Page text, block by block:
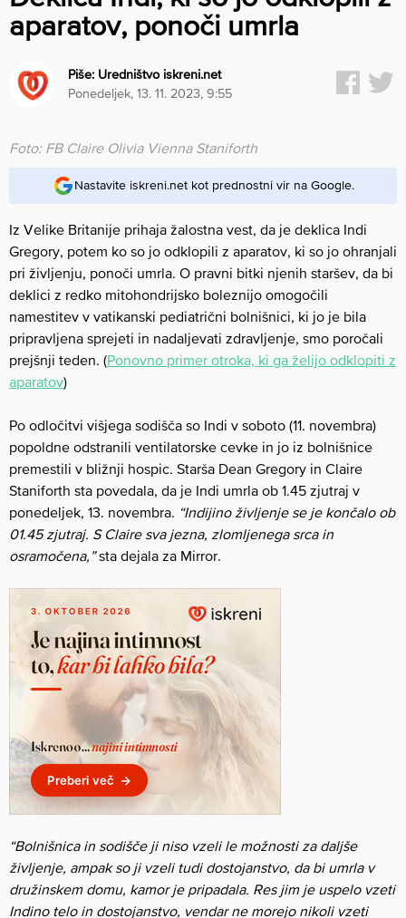
aparatov, ponoči umrla
Piše: Uredništvo iskreni.net
ponedeljek, 13. 11. 2023, 9:55
Foto: FB Claire Olivia Vienna Staniforth
Nastavite iskreni.net kot prednostni vir na Google.
Iz Velike Britanije prihaja žalostna vest, da je deklica Indi
Gregory, potem ko so jo odklopili z aparatov, ki so jo ohranjali
pri življenju, ponoči umrla. O pravni bitki njenih staršev, da bi
deklici z redko mitohondrijsko boleznijo omogočili
namestitev v vatikanski pediatrični bolnišnici, ki jo je bila
pripravljena sprejeti in nadaljevati zdravljenje, smo poročali
prejšnji teden. (Ponovno primer otroka, ki ga želijo odklopiti z
aparatov)
Po odločitvi višjega sodišča so Indi v soboto (11. novembra)
popoldne odstranili ventilatorske cevke in ​​jo iz bolnišnice
premestili v bližnji hospic. Starša Dean Gregory in Claire
Staniforth sta povedala, da je Indi umrla ob 1.45 zjutraj v
ponedeljek, 13. novembra. “Indijino življenje se je končalo ob
01.45 zjutraj. S Claire sva jezna, zlomljenega srca in
osramočena,”sta dejala za Mirror.
“Bolnišnica in sodišče ji niso vzeli le možnosti za daljše
življenje, ampak so ji vzeli tudi dostojanstvo, da bi umrla v
družinskem domu, kamor je pripadala. Res jim je uspelo vzeti
Indinotelo in dostojanstvo, vendar ne morejo nikoli vzeti